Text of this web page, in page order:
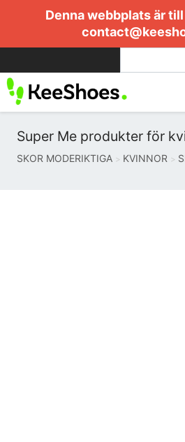
Denna webbplats är
Super Me produkter för
SKOR MODERIKTIGA KVINNOR